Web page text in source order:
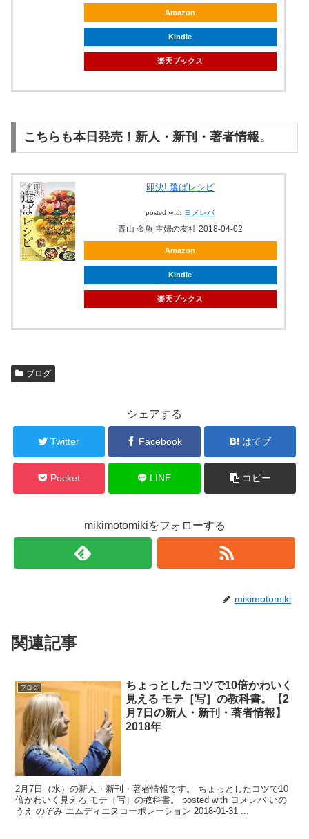
Amazon
Kindle
楽天ブックス
こちらも本日発売！新人・新刊・著者情報。
即決! 選ばレシピ
posted with ヨメレバ
青山 金魚 主婦の友社 2018-04-02
Amazon
Kindle
楽天ブックス
ブログ
シェアする
Twitter Facebook はてブ
Pocket LINE コピー
mikimotomikiをフォローする
mikimotomiki
関連記事
ブログ
ちょっとしたコツで10倍かわいく
見える モテ［写］の教科書。【2
月7日の新人・新刊・著者情報】
2018年
2月7日（水）の新人・新刊・著者情報です。 ちょっとしたコツで10
倍かわいく見える モテ［写］の教科書。 posted with ヨメレバ いの
うえ のぞみ エムディエヌコーポレーション 2018-01-31 ...